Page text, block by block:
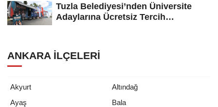
Tuzla Belediyesi’nden Üniversite
Adaylarına Ücretsiz Tercih
ANKARA İLÇELERI
Akyurt
Altındağ
Ayaş
Bala